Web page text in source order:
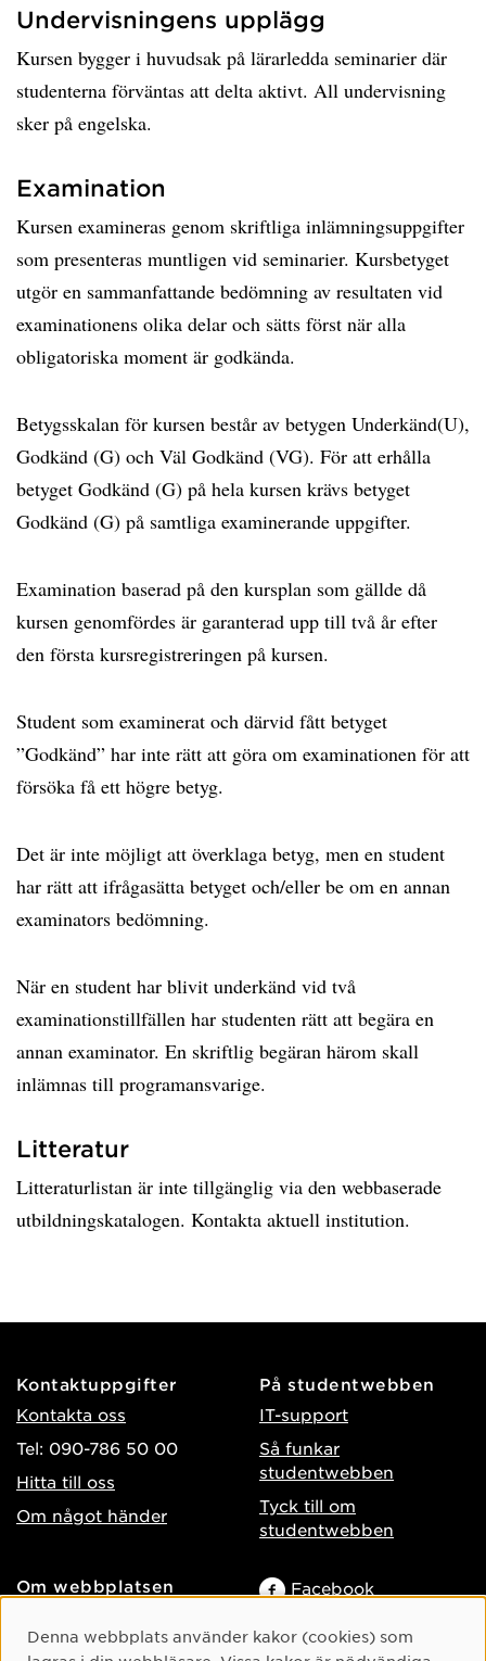
Undervisningens upplägg
Kursen bygger i huvudsak på lärarledda seminarier där
studenterna förväntas att delta aktivt. All undervisning
sker på engelska.
Examination
Kursen examineras genom skriftliga inlämningsuppgifter
som presenteras muntligen vid seminarier. Kursbetyget
utgör en sammanfattande bedömning av resultaten vid
examinationens olika delar och sätts först när alla
obligatoriska moment är godkända.
Betygsskalan för kursen består av betygen Underkänd(U),
Godkänd (G) och Väl Godkänd (VG). För att erhålla
betyget Godkänd (G) på hela kursen krävs betyget
Godkänd (G) på samtliga examinerande uppgifter.
Examination baserad på den kursplan som gällde då
kursen genomfördes är garanterad upp till två år efter
den första kursregistreringen på kursen.
Student som examinerat och därvid fått betyget
”Godkänd” har inte rätt att göra om examinationen för att
försöka få ett högre betyg.
Det är inte möjligt att överklaga betyg, men en student
har rätt att ifrågasätta betyget och/eller be om en annan
examinators bedömning.
När en student har blivit underkänd vid två
examinationstillfällen har studenten rätt att begära en
annan examinator. En skriftlig begäran härom skall
inlämnas till programansvarige.
Litteratur
Litteraturlistan är inte tillgänglig via den webbaserade
utbildningskatalogen. Kontakta aktuell institution.
Kontaktuppgifter
Kontakta oss
Tel: 090-786 50 00
Hitta till oss
Om något händer
På studentwebben
IT-support
Så funkar
studentwebben
Tyck till om
studentwebben
Om webbplatsen
Behandling av
Facebook
Cookie-samtycke
Denna webbplats använder kakor (cookies) som